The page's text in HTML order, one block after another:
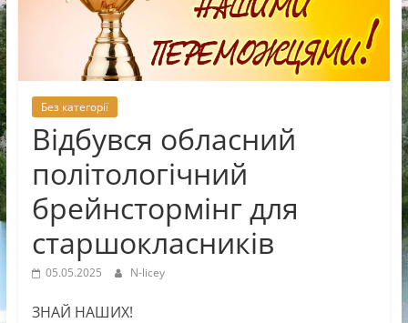
Новоселицької
Без категорії
Відбувся обласний
політологічний
брейнстормінг для
старшокласників
05.05.2025 N-licey
ЗНАЙ НАШИХ!